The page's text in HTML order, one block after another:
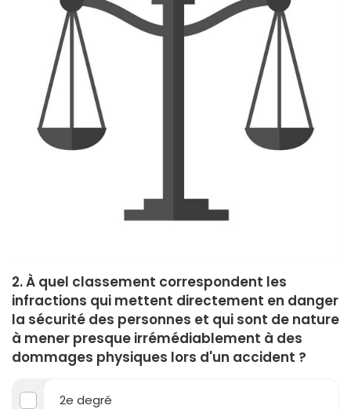
2. À quel classement correspondent les
infractions qui mettent directement en danger
la sécurité des personnes et qui sont de nature
à mener presque irrémédiablement à des
dommages physiques lors d'un accident ?
2e degré